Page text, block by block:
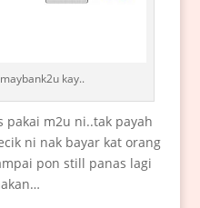
kay..
pakai m2u ni..tak payah
ni nak bayar kat orang
pon still panas lagi